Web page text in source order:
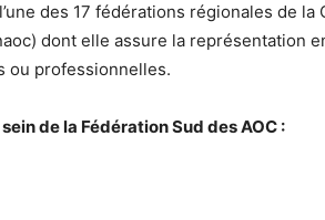
des 17 fédérations régionales de
dont elle assure la
ou professionnelles.
de la Fédération Sud des AOC :